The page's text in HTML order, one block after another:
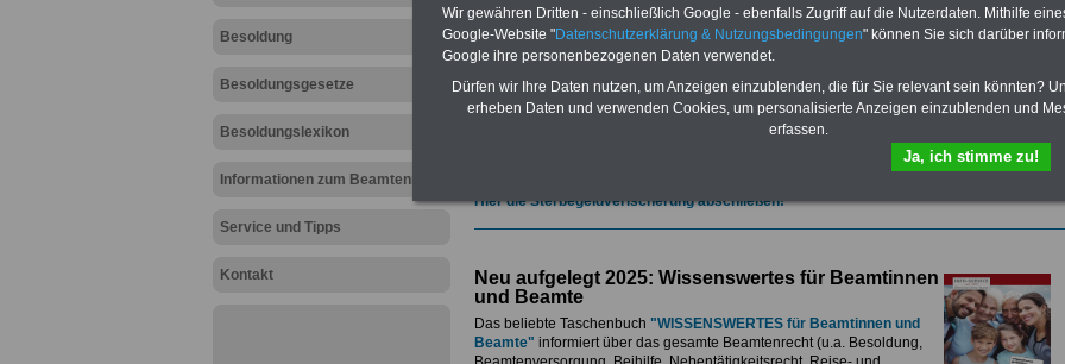
Besoldung
Besoldungsgesetze
Besoldungslexikon
Informationen zum Beamtenrecht
Service und Tipps
Kontakt
und ausdrucken:Wissenswertes zum Beamtenrecht, Besoldung, Versorgung,
Beihilfe sowieNebentätigkeitsrecht, Tarifrecht, Berufseinstieg und Frauen im
öffentlichen Dienst>>>mehr Informationen
ACHTUNG Nachzahlung für alle Beamtinnen und Beamten des Bundes wegen
amtsangemessener Alimentation
Teilweise 5-stellige Nachzahlungen für Beamtinnen & Beamte im Bund (mit Bahn,
Post, Telekom und Postbank) sowwie einigen Ländern durch die Neuordnung der
>>>zur (Vor)Bestellung
Hier die Sterbegeldverischerung abschließen!
Neu aufgelegt 2025: Wissenswertes für Beamtinnen
und Beamte
Das beliebte Taschenbuch "WISSENSWERTES für Beamtinnen und
Beamte" informiert über das gesamte Beamtenrecht (u.a. Besoldung,
Wir gewähren Dritten - einschließlich Google - ebenfalls Zugriff auf die Nutzerdaten. Mithilfe
Google-Website "Datenschutzerklärung & Nutzungsbedingungen" können Sie sich darüber
Google ihre personenbezogenen Daten verwendet.
Dürfen wir Ihre Daten nutzen, um Anzeigen einzublenden, die für Sie relevant sein könnten?
erheben Daten und verwenden Cookies, um personalisierte Anzeigen einzublenden und
erfassen.
Ja, ich stimme zu!